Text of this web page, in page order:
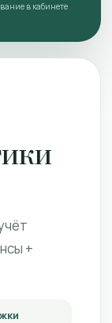
в кабинете
+